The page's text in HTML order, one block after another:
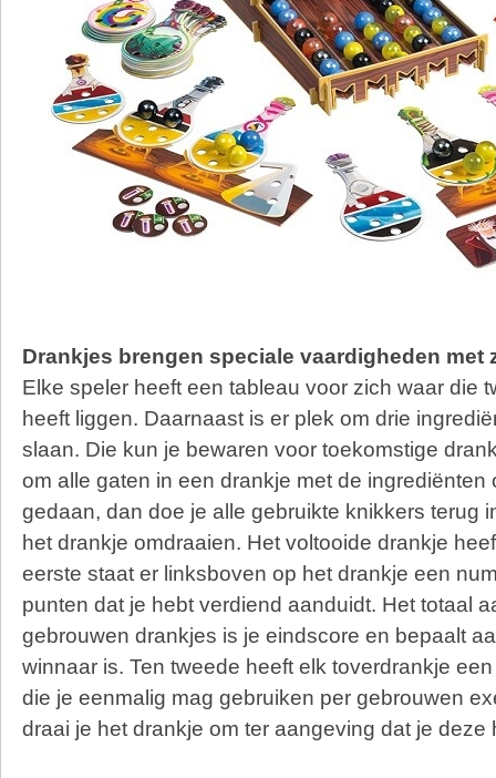
Drankjes brengen speciale vaardigheden met
Elke speler heeft een tableau voor zich waar die
heeft liggen. Daarnaast is er plek om drie
slaan. Die kun je bewaren voor toekomstige
om alle gaten in een drankje met de ingrediënten
gedaan, dan doe je alle gebruikte knikkers terug
het drankje omdraaien. Het voltooide drankje
eerste staat er linksboven op het drankje een
punten dat je hebt verdiend aanduidt. Het totaal
gebrouwen drankjes is je eindscore en bepaalt
winnaar is. Ten tweede heeft elk toverdrankje
die je eenmalig mag gebruiken per gebrouwen
draai je het drankje om ter aangeving dat je deze